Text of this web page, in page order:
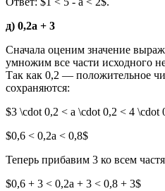
д) 0,2a + 3
Сначала оценим значение
умножим все части исходного
Так как 0,2 — положительное
сохраняются:
$3 \cdot 0,2 < a \cdot 0,2 < 4 \cdot
$0,6 < 0,2a < 0,8$
Теперь прибавим 3 ко всем
$0,6 + 3 < 0,2a + 3 < 0,8 + 3$